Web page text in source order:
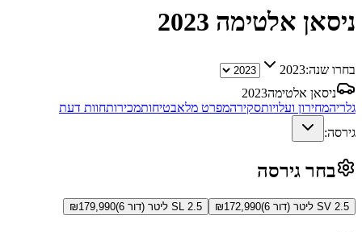
ניסאן אלטימה 2023
בחרו שנה:2023
ניסאן אלטימה2023
גלריהמחירון ועלויותסקירהמפרט מלאבטיחותמכירותחוות דעת
גירסה:
בחר גירסה
SV 2.5 ליטר (דור 6) ₪172,990 SL 2.5 ליטר (דור 6) ₪179,990